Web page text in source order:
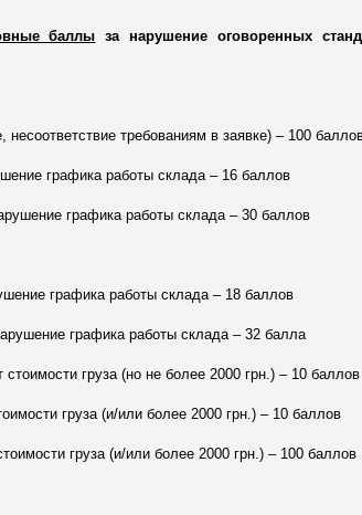
баллы за нарушение оговоренных
требованиям в заявке) – 100
графика работы склада – 16 баллов
графика работы склада – 30 баллов
графика работы склада – 18 баллов
графика работы склада – 32 балла
груза (но не более 2000 грн.) – 10 баллов
груза (и/или более 2000 грн.) – 10 баллов
груза (и/или более 2000 грн.) – 100 баллов